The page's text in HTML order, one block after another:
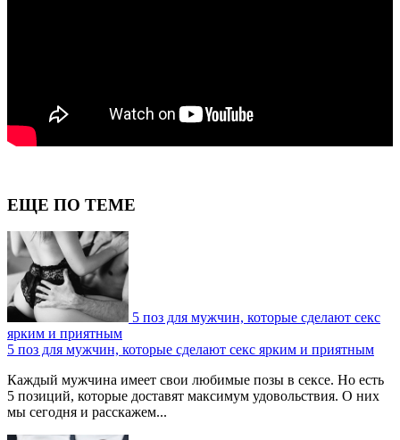
ЕЩЕ ПО ТЕМЕ
5 поз для мужчин, которые сделают секс
ярким и приятным
5 поз для мужчин, которые сделают секс ярким и приятным
Каждый мужчина имеет свои любимые позы в сексе. Но есть
5 позиций, которые доставят максимум удовольствия. О них
мы сегодня и расскажем...